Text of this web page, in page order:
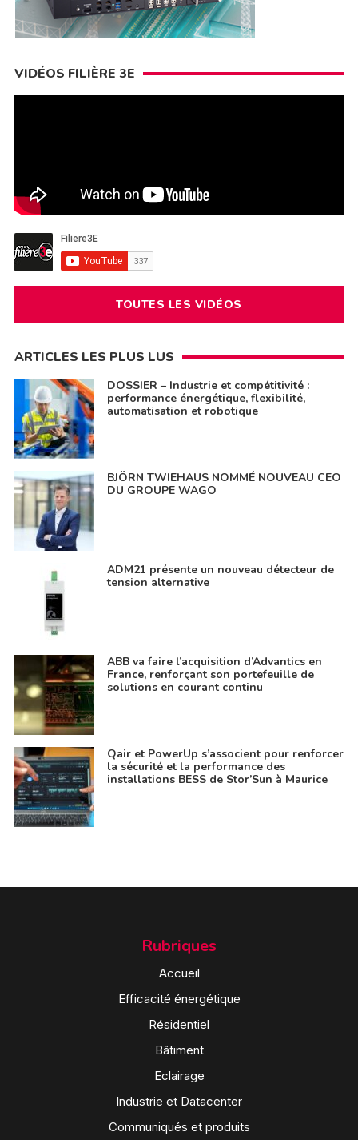
VIDÉOS FILIÈRE 3E
TOUTES LES VIDÉOS
ARTICLES LES PLUS LUS
DOSSIER – Industrie et compétitivité :
performance énergétique, flexibilité,
automatisation et robotique
BJÖRN TWIEHAUS NOMMÉ NOUVEAU CEO
DU GROUPE WAGO
ADM21 présente un nouveau détecteur de
tension alternative
ABB va faire l’acquisition d’Advantics en
France, renforçant son portefeuille de
solutions en courant continu
Qair et PowerUp s’associent pour renforcer
la sécurité et la performance des
installations BESS de Stor’Sun à Maurice
Rubriques
Accueil
Efficacité énergétique
Résidentiel
Bâtiment
Eclairage
Industrie et Datacenter
Communiqués et produits